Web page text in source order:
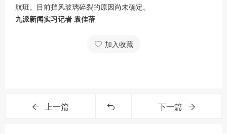
航班。目前挡风玻璃碎裂的原因尚未确定。
九派新闻实习记者 袁佳蓓
加入收藏
上一篇 下一篇